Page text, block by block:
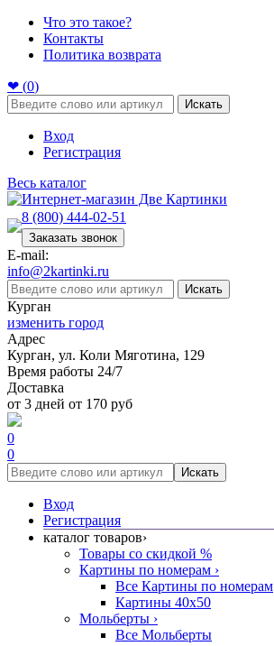
Что это такое?
Контакты
Политика возврата
❤ (0)
Искать
Вход
Регистрация
Весь каталог
8 (800) 444-02-51
Заказать звонок
E-mail:
info@2kartinki.ru
Искать
Курган
изменить город
Адрес
Курган, ул. Коли Мяготина, 129
Время работы 24/7
Доставка
от 3 дней от 170 руб
0
0
Искать
Вход
Регистрация
каталог товаров›
Товары со скидкой %
Картины по номерам ›
Все Картины по номерам
Картины 40x50
Мольберты ›
Все Мольберты